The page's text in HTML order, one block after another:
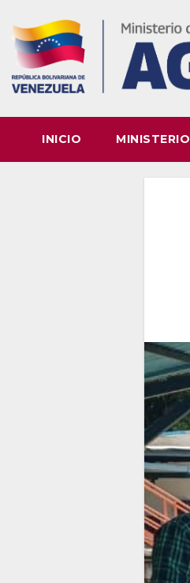
content
INICIO MINISTERIO